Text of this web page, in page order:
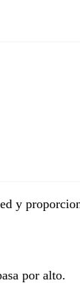
y
por alto.